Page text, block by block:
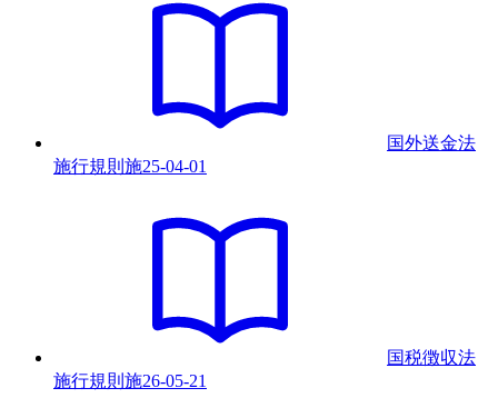
国外送金法
施行規則 施25-04-01
国税徴収法
施行規則 施26-05-21